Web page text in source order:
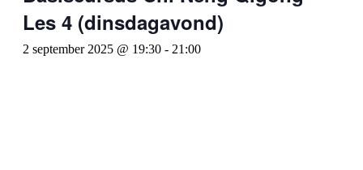
Les 4 (dinsdagavond)
2 september 2025 @ 19:30 - 21:00